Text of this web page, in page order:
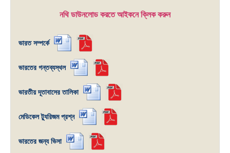
নথি ডাউনলোড করতে আইকনে ক্লিক করুন
ভারত সম্পর্কে
ভারতের গন্তব্যস্থল
ভারতীয় দূতাবাসের তালিকা
মেডিকেল ট্যুরিজম প্রশ্ন
ভারতের জন্য ভিসা